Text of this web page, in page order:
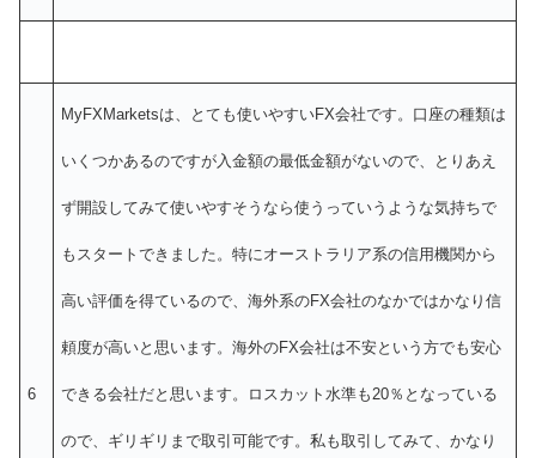
6
MyFXMarketsは、とても使いやすいFX会社です。口座の種類は
いくつかあるのですが入金額の最低金額がないので、とりあえ
ず開設してみて使いやすそうなら使うっていうような気持ちで
もスタートできました。特にオーストラリア系の信用機関から
高い評価を得ているので、海外系のFX会社のなかではかなり信
頼度が高いと思います。海外のFX会社は不安という方でも安心
できる会社だと思います。ロスカット水準も20％となっている
ので、ギリギリまで取引可能です。私も取引してみて、かなり